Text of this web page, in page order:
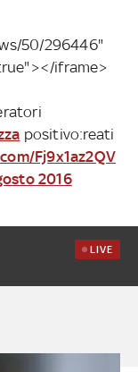
50/296446"
iframe>
positivo:reati
Fj9x1az2QV
2016
LIVE